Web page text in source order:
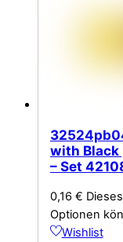
with Black
– Set
0,16 €
Optionen
Wishlist